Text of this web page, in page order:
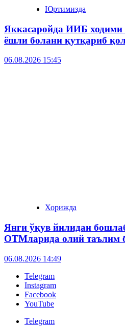
Юртимизда
Яккасаройда ИИБ ходими
ёшли болани қутқариб
06.08.2026 15:45
Хорижда
Янги ўқув йилидан
ОТМларида олий таълим
06.08.2026 14:49
Telegram
Instagram
Facebook
YouTube
Telegram